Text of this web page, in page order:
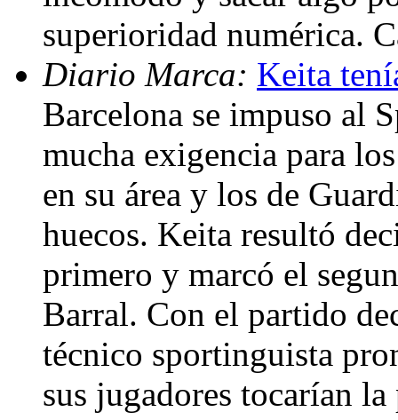
superioridad numérica.
Diario Marca: Keita
Barcelona se impuso al
mucha exigencia para
en su área y los de
huecos. Keita resultó
primero y marcó el
Barral. Con el partido
técnico sportinguista
sus jugadores tocarían